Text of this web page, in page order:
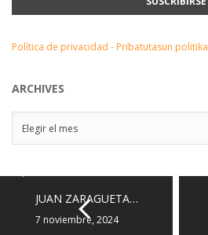
Política de privacidad - Pribatutasun politika
ARCHIVES
Elegir el mes
JUAN ZARAGUETA…
7 noviembre, 2024